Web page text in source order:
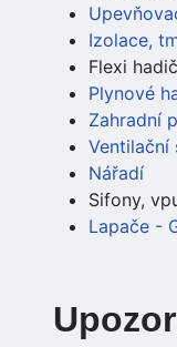
Izolace,
Flexi
Plynové
Zahradní
Ventilační
Nářadí
Sifony,
Lapače -